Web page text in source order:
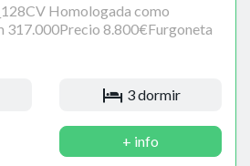
Homologada como
317.000Precio 8.800€Furgoneta
3 dormir
+ info